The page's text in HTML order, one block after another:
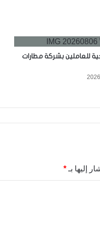
للعاملين بشركة مطارات
إليها بـ *